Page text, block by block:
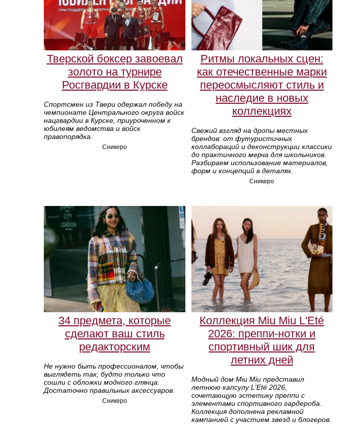
Тверской боксер завоевал
золото на турнире
Росгвардии в Курске
Спортсмен из Твери одержал победу на
чемпионате Центрального округа войск
нацгвардии в Курске, приуроченном к
юбилеям ведомства и войск
правопорядка.
Сникеро
Ритмы локальных сцен:
как отечественные марки
переосмысляют стиль и
наследие в новых
коллекциях
Свежий взгляд на дропы местных
брендов: от футуристичных
коллабораций и деконструкции классики
до практичного мерча для школьников.
Разбираем использование материалов,
форм и концепций в деталях.
Сникеро
34 предмета, которые
сделают ваш стиль
редакторским
Не нужно быть профессионалом, чтобы
выглядеть так, будто только что
сошли с обложки модного глянца.
Достаточно правильных аксессуаров.
Сникеро
Коллекция Miu Miu L'Eté
2026: преппи-нотки и
спортивный шик для
летних дней
Модный дом Miu Miu представил
летнюю капсулу L'Eté 2026,
сочетающую эстетику преппи с
элементами спортивного гардероба.
Коллекция дополнена рекламной
кампанией с участием звезд и блогеров.